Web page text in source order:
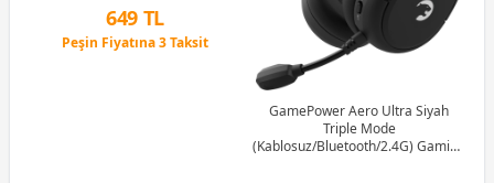
649 TL
Peşin Fiyatına 3 Taksit
GamePower Aero Ultra Siyah
Triple Mode
(Kablosuz/Bluetooth/2.4G) Gaming